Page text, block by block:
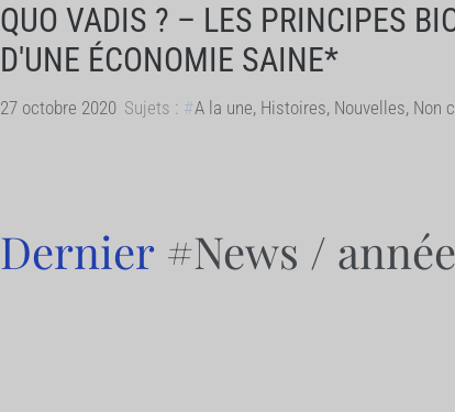
QUO VADIS ? – LES PRINCIPES
D'UNE ÉCONOMIE SAINE*
27 octobre 2020 Sujets : A la une, Histoires, Nouvelles, Non
Dernier #News /